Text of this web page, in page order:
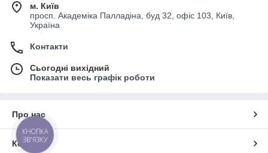
м. Київ
просп. Академіка Палладіна, буд 32, офіс 103, Київ,
Україна
Контакти
Сьогодні вихідний
Показати весь графік роботи
Про нас
Контакти
КНОПКА
ЗВ'ЯЗКУ